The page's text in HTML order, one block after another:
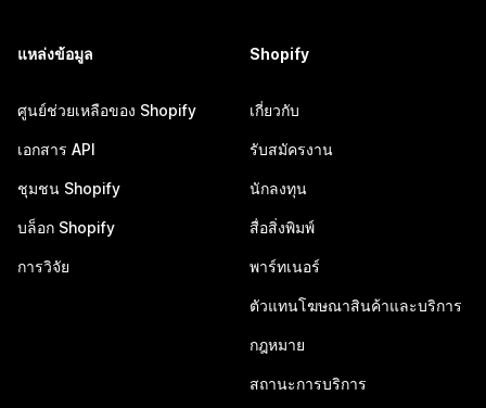
แหล่งข้อมูล
ศูนย์ช่วยเหลือของ Shopify
เอกสาร API
ชุมชน Shopify
บล็อก Shopify
การวิจัย
Shopify
เกี่ยวกับ
รับสมัครงาน
นักลงทุน
สื่อสิ่งพิมพ์
พาร์ทเนอร์
ตัวแทนโฆษณาสินค้าและบริการ
กฎหมาย
สถานะการบริการ